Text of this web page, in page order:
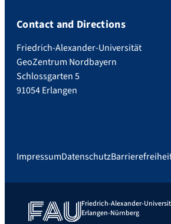
Contact and Directions
Friedrich-Alexander-Universität
GeoZentrum Nordbayern
Schlossgarten 5
91054 Erlangen
ImpressumDatenschutz
Friedrich-Alexander-
Erlangen-Nürnberg